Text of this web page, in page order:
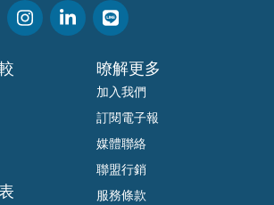
暸解更多
加入我們
訂閱電子報
媒體聯絡
聯盟行銷
服務條款